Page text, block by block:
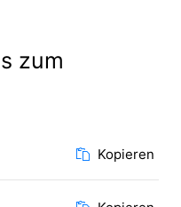
zum
Kopieren